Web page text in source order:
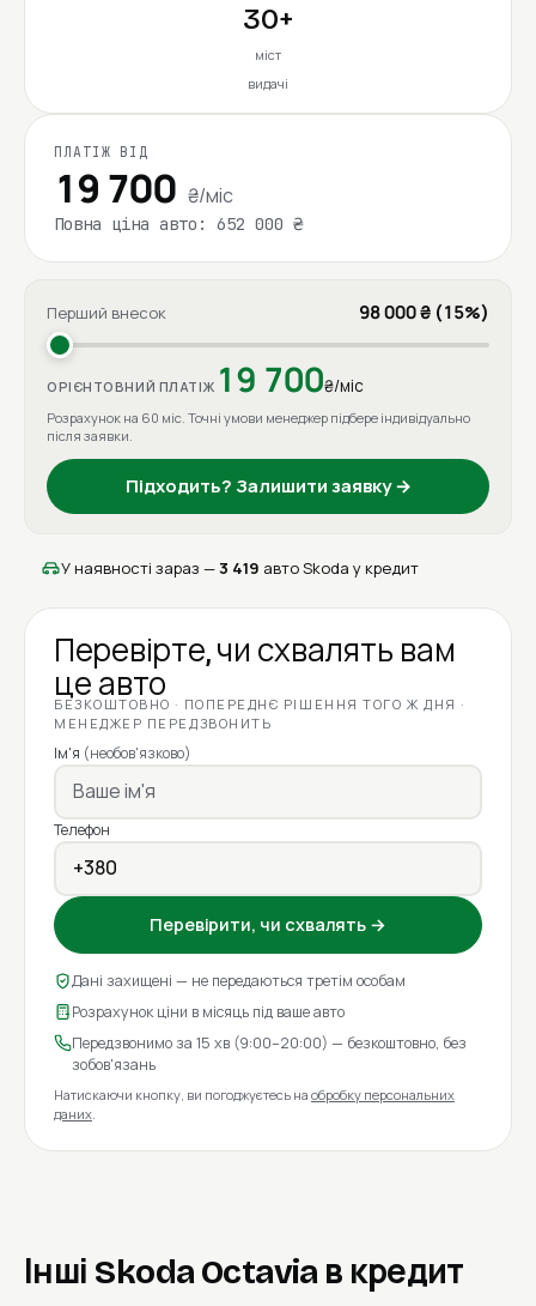
30+
міст
видачі
ПЛАТІЖ ВІД
19 700 ₴/міс
Повна ціна авто: 652 000 ₴
Перший внесок 98 000 ₴ (15%)
ОРІЄНТОВНИЙ ПЛАТІЖ 19 700₴/міс
Розрахунок на 60 міс. Точні умови менеджер підбере індивідуально
після заявки.
Підходить? Залишити заявку →
У наявності зараз — 3 419 авто Skoda у кредит
Перевірте, чи схвалять вам
це авто
БЕЗКОШТОВНО · ПОПЕРЕДНЄ РІШЕННЯ ТОГО Ж ДНЯ ·
МЕНЕДЖЕР ПЕРЕДЗВОНИТЬ
Ім'я (необов'язково)
Телефон
Перевірити, чи схвалять →
Дані захищені — не передаються третім особам
Розрахунок ціни в місяць під ваше авто
Передзвонимо за 15 хв (9:00–20:00) — безкоштовно, без
зобов'язань
Натискаючи кнопку, ви погоджуєтесь на обробку персональних
даних
Інші Skoda Octavia в кредит